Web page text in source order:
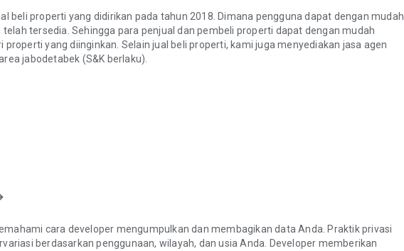
beli properti yang didirikan pada tahun 2018. Dimana pengguna dapat dengan mudah
tersedia. Sehingga para penjual dan pembeli properti dapat dengan mudah
yang diinginkan. Selain jual beli properti, kami juga menyediakan jasa agen
jabodetabek (S&K berlaku).
cara developer mengumpulkan dan membagikan data Anda. Praktik privasi
berdasarkan penggunaan, wilayah, dan usia Anda. Developer memberikan